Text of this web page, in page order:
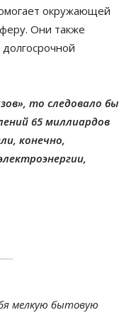
окружающей
Они также
то следовало бы
65 миллиардов
конечно,
мелкую бытовую